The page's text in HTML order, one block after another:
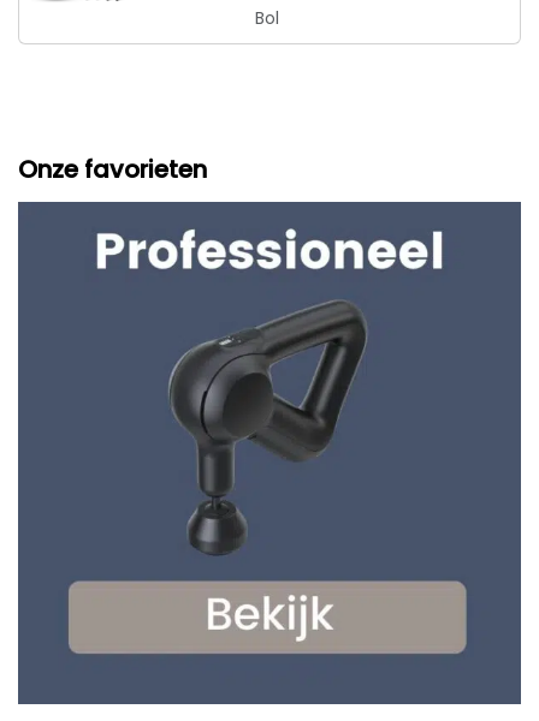
Koffer - inclusief APP
Bol
Onze favorieten